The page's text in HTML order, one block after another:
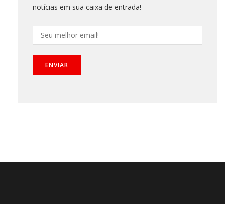
notícias em sua caixa de entrada!